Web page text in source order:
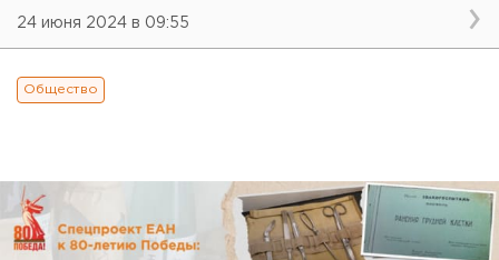
24 июня 2024 в 09:55
Общество